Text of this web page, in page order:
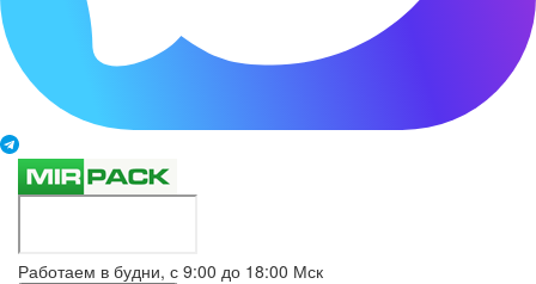
Работаем в будни, с 9:00 до 18:00 Мск